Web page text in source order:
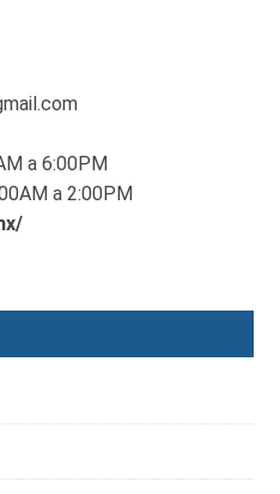
a 6:00PM
a 2:00PM